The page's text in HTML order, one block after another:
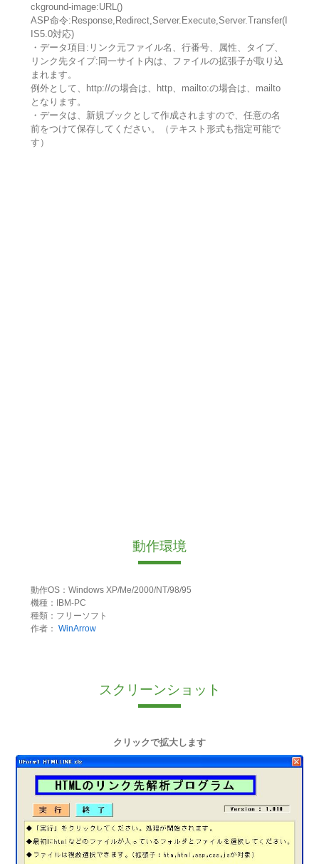
ckground-image:URL()
ASP命令:Response,Redirect,Server.Execute,Server.Transfer(I
IS5.0対応)
・データ項目:リンク元ファイル名、行番号、属性、タイプ、
リンク先タイプ:同一サイト内は、ファイルの拡張子が取り込
まれます。
例外として、http://の場合は、http、mailto:の場合は、mailto
となります。
・データは、新規ブックとして作成されますので、任意の名
前をつけて保存してください。（テキスト形式も指定可能で
す）
動作環境
動作OS：Windows XP/Me/2000/NT/98/95
機種：IBM-PC
種類：フリーソフト
作者： WinArrow
スクリーンショット
クリックで拡大します